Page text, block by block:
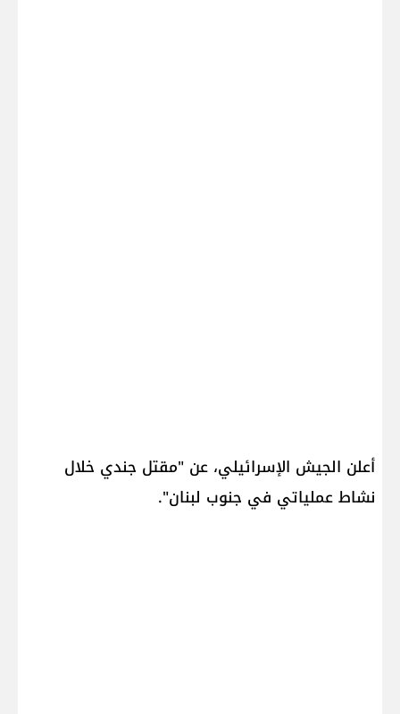
أعلن ​الجيش الإسرائيلي​، عن "مقتل جندي خلال
نشاط عملياتي في جنوب لبنان".